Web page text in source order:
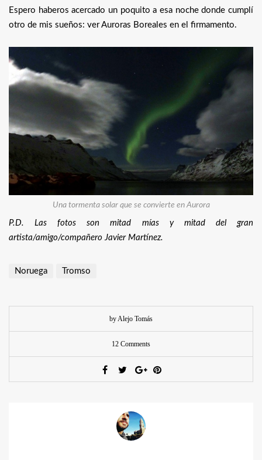
Espero haberos acercado un poquito a esa noche donde cumplí
otro de mis sueños: ver Auroras Boreales en el firmamento.
Una tormenta solar que se convierte en Aurora
P.D. Las fotos son mitad mías y mitad del gran
artista/amigo/compañero Javier Martínez.
Noruega Tromso
by Alejo Tomás
12 Comments